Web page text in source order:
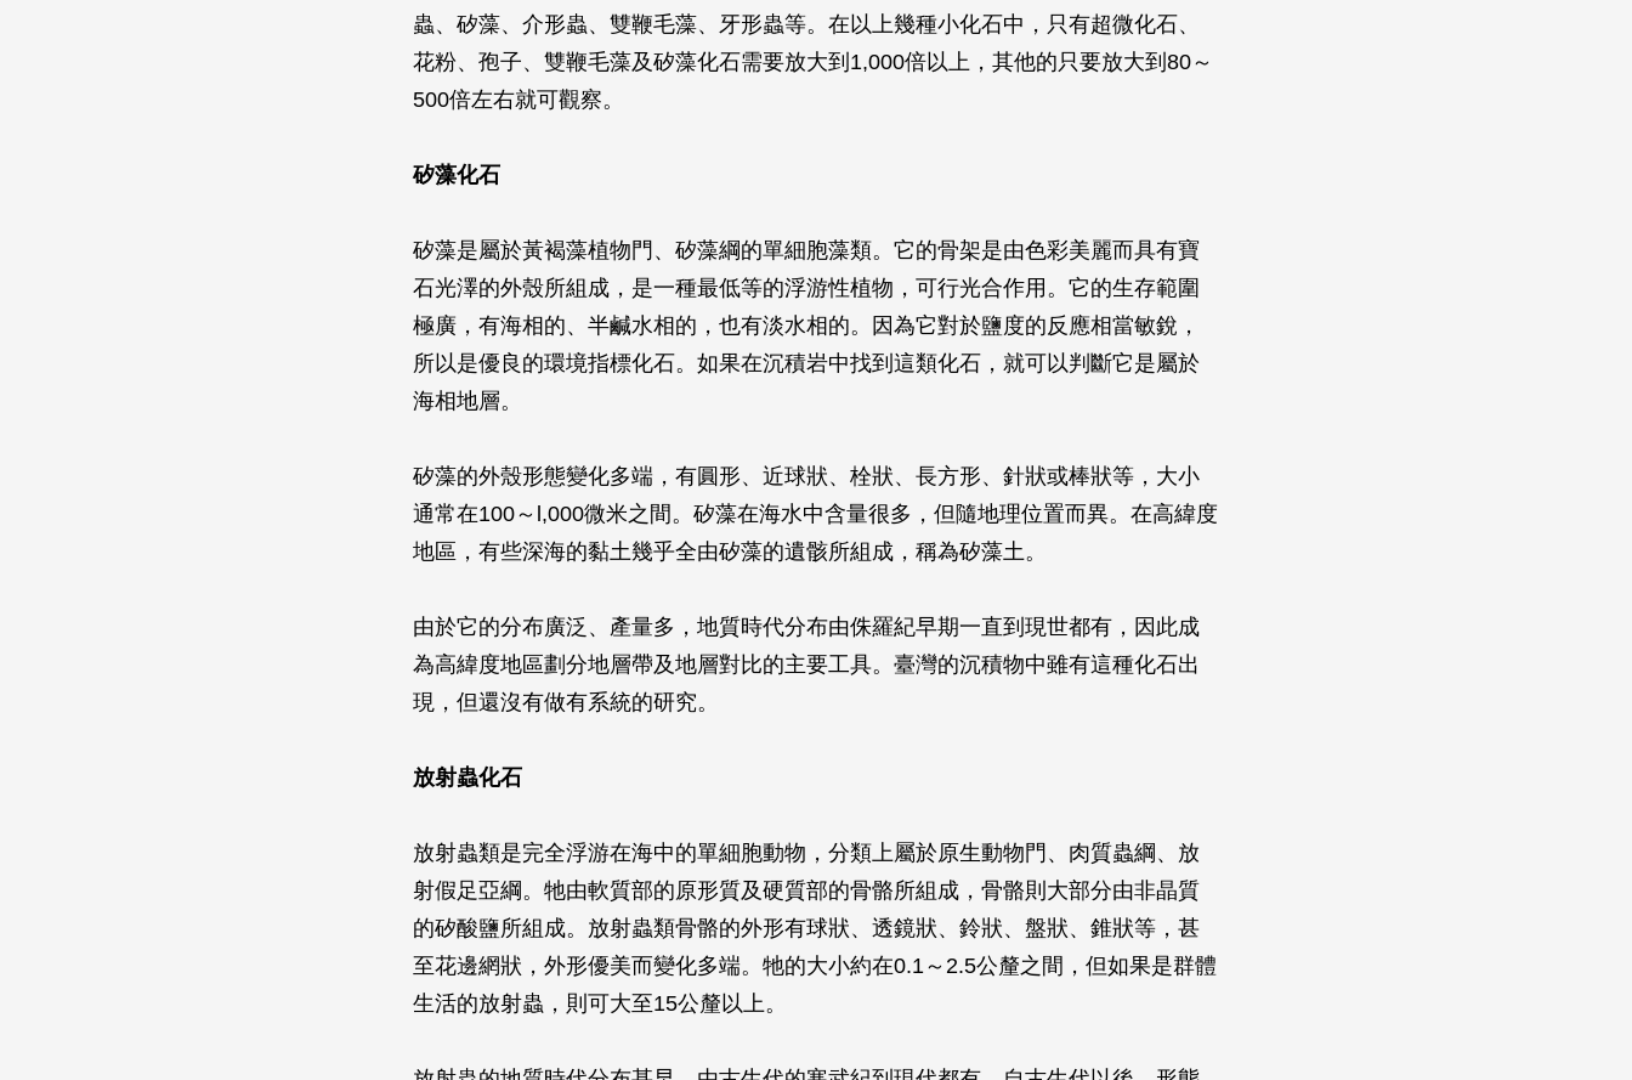
蟲、矽藻、介形蟲、雙鞭毛藻、牙形蟲等。在以上幾種小化石中，只有超微化石、
花粉、孢子、雙鞭毛藻及矽藻化石需要放大到1,000倍以上，其他的只要放大到80～
500倍左右就可觀察。
矽藻化石
矽藻是屬於黃褐藻植物門、矽藻綱的單細胞藻類。它的骨架是由色彩美麗而具有寶
石光澤的外殼所組成，是一種最低等的浮游性植物，可行光合作用。它的生存範圍
極廣，有海相的、半鹹水相的，也有淡水相的。因為它對於鹽度的反應相當敏銳，
所以是優良的環境指標化石。如果在沉積岩中找到這類化石，就可以判斷它是屬於
海相地層。
矽藻的外殼形態變化多端，有圓形、近球狀、栓狀、長方形、針狀或棒狀等，大小
通常在100～l,000微米之間。矽藻在海水中含量很多，但隨地理位置而異。在高緯度
地區，有些深海的黏土幾乎全由矽藻的遺骸所組成，稱為矽藻土。
由於它的分布廣泛、產量多，地質時代分布由侏羅紀早期一直到現世都有，因此成
為高緯度地區劃分地層帶及地層對比的主要工具。臺灣的沉積物中雖有這種化石出
現，但還沒有做有系統的研究。
放射蟲化石
放射蟲類是完全浮游在海中的單細胞動物，分類上屬於原生動物門、肉質蟲綱、放
射假足亞綱。牠由軟質部的原形質及硬質部的骨骼所組成，骨骼則大部分由非晶質
的矽酸鹽所組成。放射蟲類骨骼的外形有球狀、透鏡狀、鈴狀、盤狀、錐狀等，甚
至花邊網狀，外形優美而變化多端。牠的大小約在0.1～2.5公釐之間，但如果是群體
生活的放射蟲，則可大至15公釐以上。